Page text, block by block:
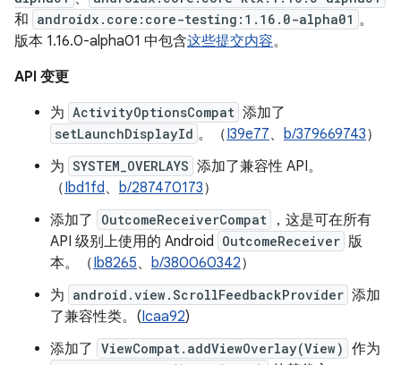
和 androidx.core:core-testing:1.16.0-alpha01 。
版本 1.16.0-alpha01 中包含这些提交内容。
API 变更
为 ActivityOptionsCompat 添加了
setLaunchDisplayId 。（I39e77、 b/379669743）
为 SYSTEM_OVERLAYS 添加了兼容性 API。
（Ibd1fd、 b/287470173）
添加了
OutcomeReceiverCompat
，这是可在所有
API 级别上使用的 Android OutcomeReceiver 版
本。（Ib8265、 b/380060342）
为 android.view.ScrollFeedbackProvider 添加
了兼容性类。(Icaa92)
添加了 ViewCompat.addViewOverlay(View) 作为